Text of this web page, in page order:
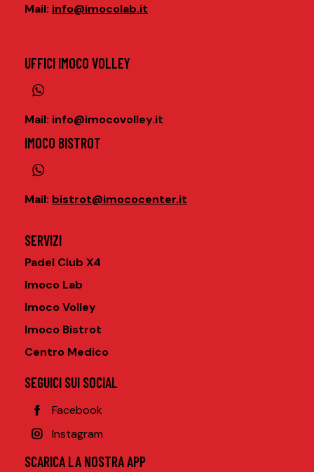
Mail: info@imocolab.it
UFFICI IMOCO VOLLEY
Mail: info@imocovolley.it
IMOCO BISTROT
Mail: bistrot@imococenter.it
SERVIZI
Padel Club X4
Imoco Lab
Imoco Volley
Imoco Bistrot
Centro Medico
SEGUICI SUI SOCIAL
Facebook
Instagram
SCARICA LA NOSTRA APP